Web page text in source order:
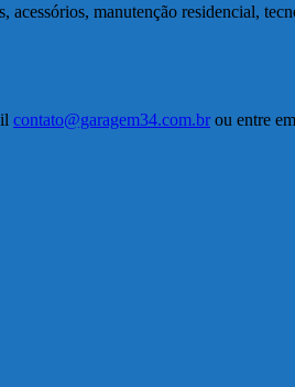
manutenção residencial,
contato@garagem34.com.br ou entre